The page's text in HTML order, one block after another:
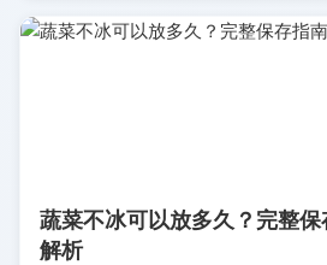
蔬菜不冰可以放多久？完整
解析